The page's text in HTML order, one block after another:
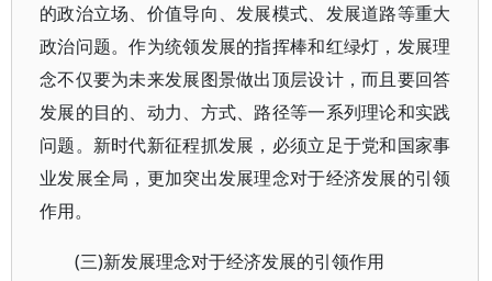
的政治立场、价值导向、发展模式、发展道路等重大
政治问题。作为统领发展的指挥棒和红绿灯，发展理
念不仅要为未来发展图景做出顶层设计，而且要回答
发展的目的、动力、方式、路径等一系列理论和实践
问题。新时代新征程抓发展，必须立足于党和国家事
业发展全局，更加突出发展理念对于经济发展的引领
作用。
(三)新发展理念对于经济发展的引领作用